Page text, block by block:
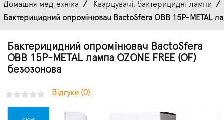
Домашня медтехніка
Кварцувачі, бактерицидні лампи
Бактерицидний опромінювач BactoSfera OBB 15P-METAL
Бактерицидний опромінювач BactoSfera
OBB 15P-METAL лампа OZONE FREE (OF)
безозонова
Відгуки (0)